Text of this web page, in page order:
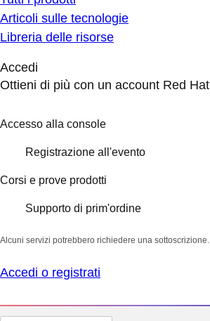
Articoli sulle tecnologie
Libreria delle risorse
Accedi
Ottieni di più con un account Red Hat
Accesso alla console
Registrazione all'evento
Corsi e prove prodotti
Supporto di prim'ordine
Alcuni servizi potrebbero richiedere una sottoscrizione.
Accedi o registrati